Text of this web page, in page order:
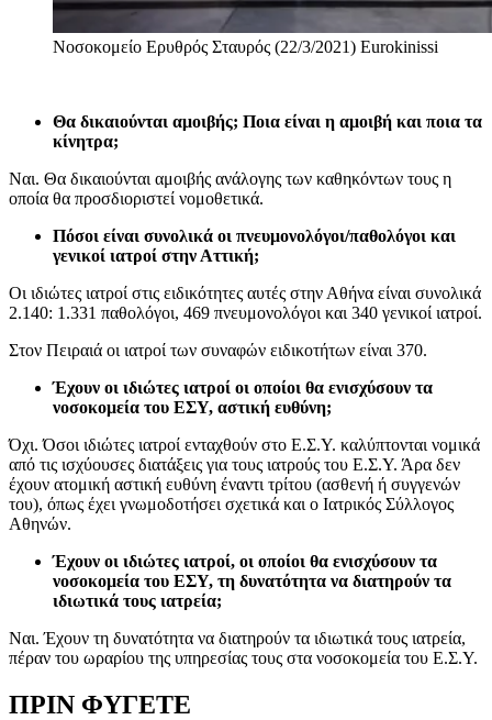
Νοσοκομείο Ερυθρός Σταυρός (22/3/2021) Eurokinissi
Θα δικαιούνται αμοιβής; Ποια είναι η αμοιβή και ποια τα
κίνητρα;
Ναι. Θα δικαιούνται αμοιβής ανάλογης των καθηκόντων τους η
οποία θα προσδιοριστεί νομοθετικά.
Πόσοι είναι συνολικά οι πνευμονολόγοι/παθολόγοι και
γενικοί ιατροί στην Αττική;
Οι ιδιώτες ιατροί στις ειδικότητες αυτές στην Αθήνα είναι συνολικά
2.140: 1.331 παθολόγοι, 469 πνευμονολόγοι και 340 γενικοί ιατροί.
Στον Πειραιά οι ιατροί των συναφών ειδικοτήτων είναι 370.
Έχουν οι ιδιώτες ιατροί οι οποίοι θα ενισχύσουν τα
νοσοκομεία του ΕΣΥ, αστική ευθύνη;
Όχι. Όσοι ιδιώτες ιατροί ενταχθούν στο Ε.Σ.Υ. καλύπτονται νομικά
από τις ισχύουσες διατάξεις για τους ιατρούς του Ε.Σ.Υ. Άρα δεν
έχουν ατομική αστική ευθύνη έναντι τρίτου (ασθενή ή συγγενών
του), όπως έχει γνωμοδοτήσει σχετικά και ο Ιατρικός Σύλλογος
Αθηνών.
Έχουν οι ιδιώτες ιατροί, οι οποίοι θα ενισχύσουν τα
νοσοκομεία του ΕΣΥ, τη δυνατότητα να διατηρούν τα
ιδιωτικά τους ιατρεία;
Ναι. Έχουν τη δυνατότητα να διατηρούν τα ιδιωτικά τους ιατρεία,
πέραν του ωραρίου της υπηρεσίας τους στα νοσοκομεία του Ε.Σ.Υ.
ΠΡΙΝ ΦΥΓΕΤΕ